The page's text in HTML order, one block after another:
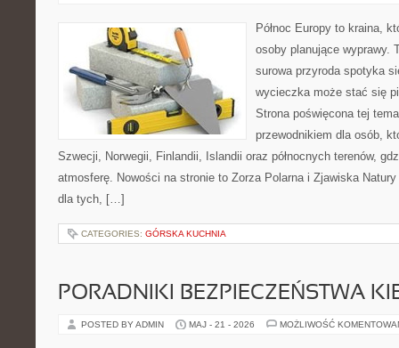
Północ Europy to kraina,
osoby planujące wyprawy.
surowa przyroda spotyka
wycieczka może stać się
Strona poświęcona tej
przewodnikiem dla osób,
Szwecji, Norwegii, Finlandii, Islandii oraz północnych terenów,
atmosferę. Nowości na stronie to Zorza Polarna i Zjawiska
dla tych, […]
CATEGORIES: GÓRSKA KUCHNIA
PORADNIKI BEZPIECZEŃSTWA
POSTED BY ADMIN MAJ - 21 - 2026 MOŻLIWOŚĆ